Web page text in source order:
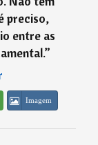
preciso,
entre as
”
Imagem